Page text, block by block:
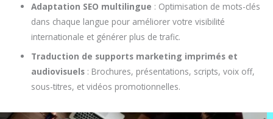
Adaptation SEO multilingue : Optimisation de mots-clés
dans chaque langue pour améliorer votre visibilité
internationale et générer plus de trafic.
Traduction de supports marketing imprimés et
audiovisuels : Brochures, présentations, scripts, voix off,
sous-titres, et vidéos promotionnelles.